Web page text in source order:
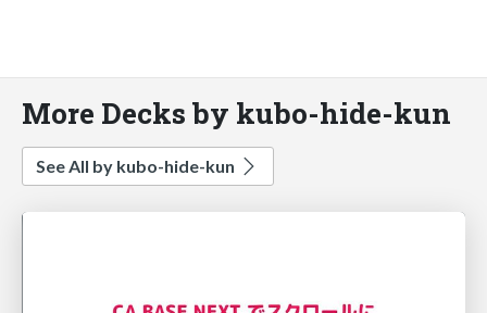
More Decks by kubo-hide-kun
See All by kubo-hide-kun